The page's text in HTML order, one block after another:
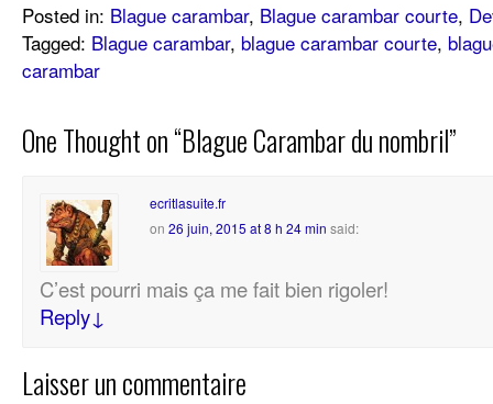
Posted in: Blague carambar, Blague carambar courte,
Tagged: Blague carambar, blague carambar courte,
carambar
One Thought on “Blague Carambar du nombril”
ecritlasuite.fr
on 26 juin, 2015 at 8 h 24 min said:
C’est pourri mais ça me fait bien rigoler!
Reply ↓
Laisser un commentaire